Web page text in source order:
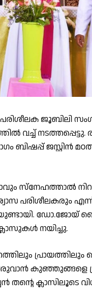
ജൂബിലി
വച്ച്
ബിഷപ്പ് ജസ്റ്റിൻ
സ്നേഹത്താൽ
പരിശീലകരും
ഡോ.ജോയ്
നയിച്ചു.
പ്രായത്തിലും
കുഞ്ഞുങ്ങളെ
ക്ലാസിലൂടെ